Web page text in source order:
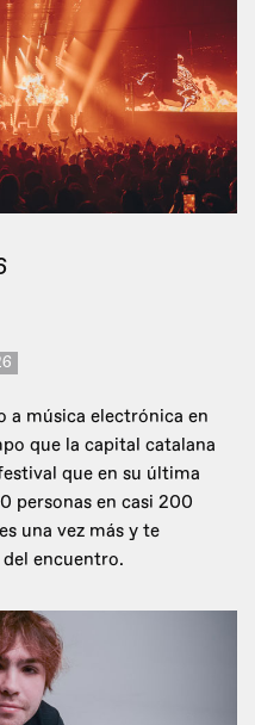
a música electrónica en
que la capital catalana
que en su última
personas en casi 200
una vez más y te
encuentro.